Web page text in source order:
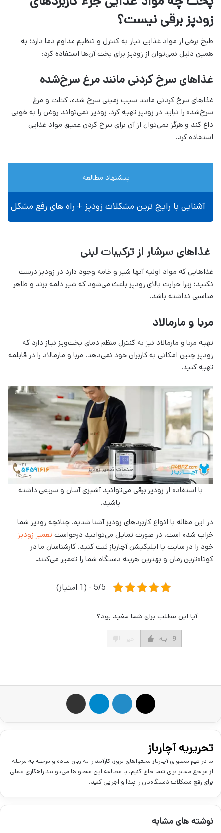
زودپز برقی نیست؟
طبخ برخی از مواد غذایی نیاز به کنترل و تنظیم مداوم دما دارد؛ به
همین دلیل نمی‌توان از زودپز برای پخت آن‌ها استفاده کرد:
غذاهای سرخ کردنی مانند مرغ سرخ‌شده
غذاهای سرخ کردنی مانند سیب زمینی سرخ شده، کتلت و مرغ
سرخ‌شده را نباید در زودپز تهیه کرد. زودپز نمی‌تواند روغن را به خوبی
داغ کند و هرگز نمی‌توان از آن برای سرخ کردن عمیق مواد غذایی
استفاده کرد.
پیشنهاد مطالعه
آشنایی با رایج ترین مشکلات زودپز + راه های رفع مشکل
غذاهای سرشار از ترکیبات لبنی
غذاهایی که مواد اولیه آنها شیر و خامه وجود دارد در زودپز درست
نکنید؛ زیرا حرارت بالای زودپز باعث می‌شود که شیر دلمه بزند و ظاهر
مناسبی نداشته باشد.
مربا و مارمالاد
تهیه مربا و مارمالاد نیز به کنترل منظم دمای پخت‌وپز نیاز دارد که
زودپز چنین امکانی به کاربران خود نمی‌دهد. مربا و مارمالاد را در قابلمه
تهیه کنید.
با استفاده از زودپز برقی می‌توانید آشپزی آسان و سریعی داشته
باشید.
در این مقاله با انواع کاربردهای زودپز آشنا شدیم. چنانچه زودپز شما
خراب شده است، در صورت تمایل می‌توانید درخواست تعمیر زودپز
خود را در سایت یا اپلیکیشن آچارباز ثبت کنید. کارشناسان ما در
کوتاه‌ترین زمان و بهترین هزینه دستگاه شما را تعمیر می‌کنند.
5/5 - (1 امتیاز)
آیا این مطلب برای شما مفید بود؟
بله 9
لینکدین تلگرام
تحریریه آچارباز
ما در تیم محتوای آچارباز محتواهای بروز، کارآمد را به زبان ساده و مرحله به مرحله
از مراجع معتبر برای شما خلق کنیم. با مطالعه این محتواها می‌توانید راهکاری عملی
برای رفع مشکلات دستگاه‌تان را پیدا و اجرایی کنید.
نوشته های مشابه